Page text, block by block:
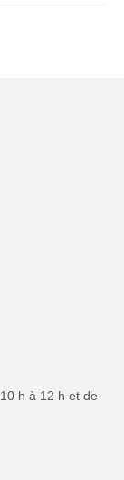
h à 12 h et de